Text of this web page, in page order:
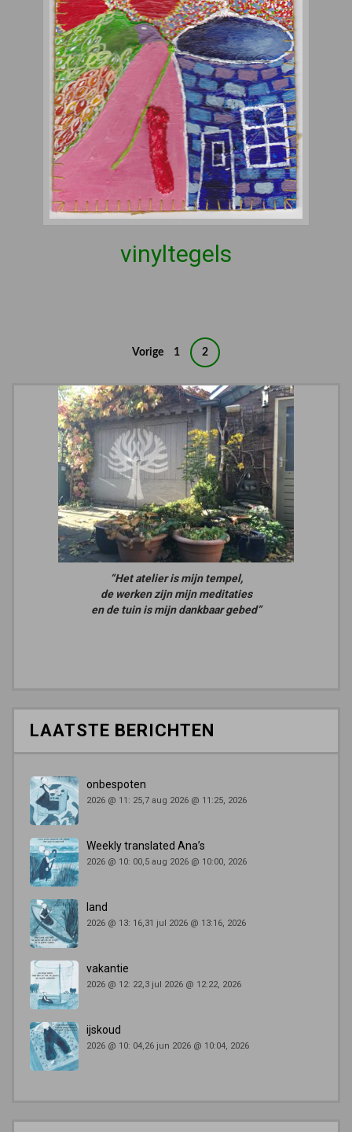
vinyltegels
Vorige 1 2
“Het atelier is mijn tempel,
de werken zijn mijn meditaties
en de tuin is mijn dankbaar gebed”
LAATSTE BERICHTEN
onbespoten
2026 @ 11: 25,7 aug 2026 @ 11:25, 2026
Weekly translated Ana’s
2026 @ 10: 00,5 aug 2026 @ 10:00, 2026
land
2026 @ 13: 16,31 jul 2026 @ 13:16, 2026
vakantie
2026 @ 12: 22,3 jul 2026 @ 12:22, 2026
ijskoud
2026 @ 10: 04,26 jun 2026 @ 10:04, 2026